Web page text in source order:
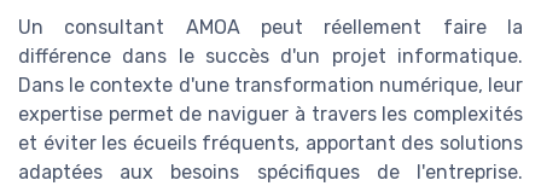
Un consultant AMOA peut réellement faire la
différence dans le succès d'un projet informatique.
Dans le contexte d'une transformation numérique, leur
expertise permet de naviguer à travers les complexités
et éviter les écueils fréquents, apportant des solutions
adaptées aux besoins spécifiques de l'entreprise.